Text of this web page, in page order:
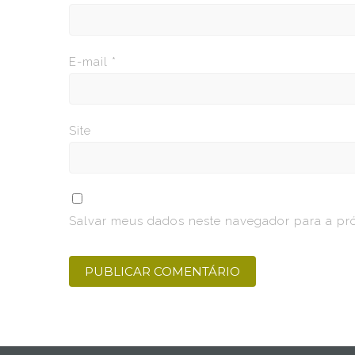
E-mail *
Site
Salvar meus dados neste navegador para a